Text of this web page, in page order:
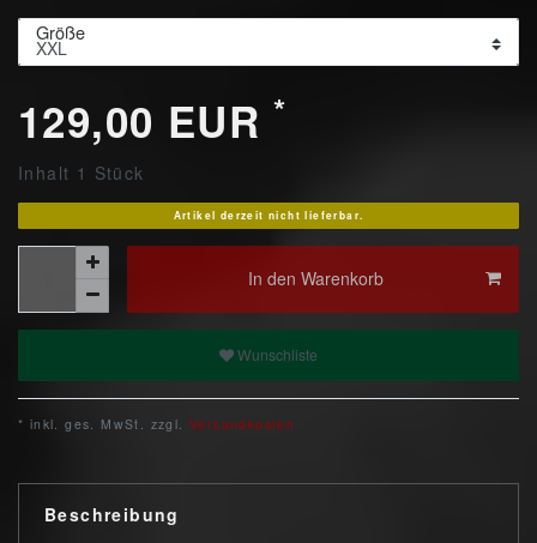
Größe
129,00 EUR*
Inhalt 1 Stück
Artikel derzeit nicht lieferbar.
In den Warenkorb
Wunschliste
* inkl. ges. MwSt. zzgl. Versandkosten
Beschreibung